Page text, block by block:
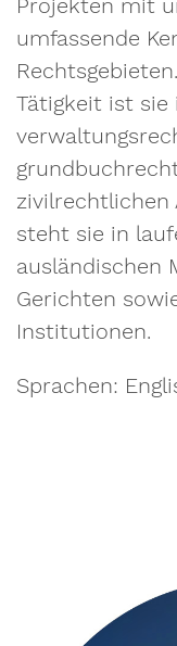
Projekten mit
umfassende
Tätigkeit ist
zivilrechtlichen
steht sie in
ausländischen
Gerichten
Institutionen.
Sprachen: